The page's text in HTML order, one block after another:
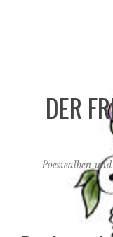
DER
Poesiealben